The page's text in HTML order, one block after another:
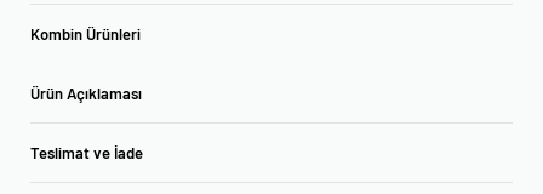
Kombin Ürünleri
Ürün Açıklaması
Teslimat ve İade